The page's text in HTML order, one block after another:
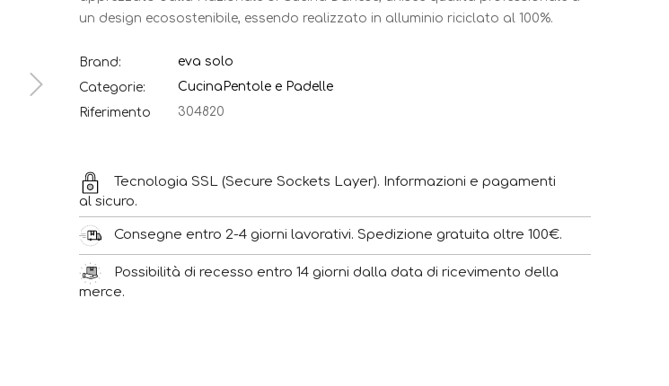
un design ecosostenibile, essendo realizzato in alluminio riciclato al 100%.
Brand:
eva solo
Categorie:
Cucina Pentole e Padelle
Riferimento
304820
Tecnologia SSL (Secure Sockets Layer). Informazioni e pagamenti
al sicuro.
Consegne entro 2-4 giorni lavorativi. Spedizione gratuita oltre 100€.
Possibilità di recesso entro 14 giorni dalla data di ricevimento della
merce.